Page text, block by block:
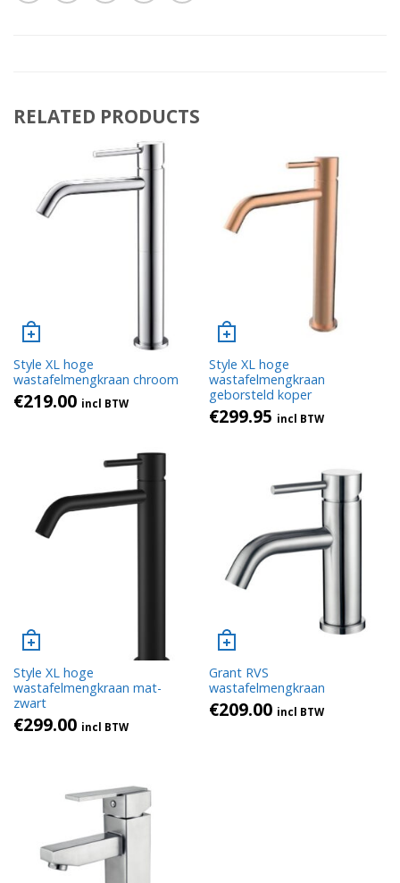
RELATED PRODUCTS
Style XL hoge
wastafelmengkraan chroom
€219.00 incl BTW
Style XL hoge
wastafelmengkraan
geborsteld koper
€299.95 incl BTW
Style XL hoge
wastafelmengkraan mat-
zwart
€299.00 incl BTW
Grant RVS
wastafelmengkraan
€209.00 incl BTW